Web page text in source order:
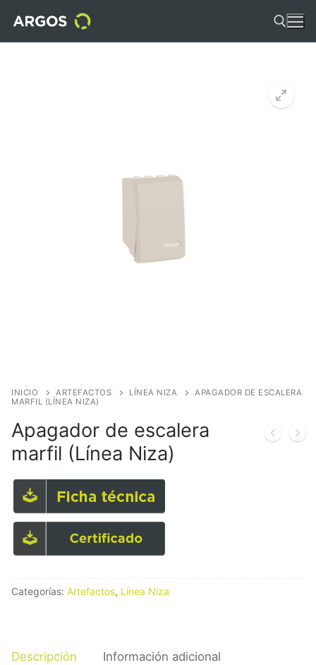
INICIO ARTEFACTOS LÍNEA NIZA
APAGADOR DE ESCALERA
MARFIL (LÍNEA NIZA)
Apagador de escalera
marfil (Línea Niza)
Categorías: Artefactos, Línea Niza
Descripción Información adicional